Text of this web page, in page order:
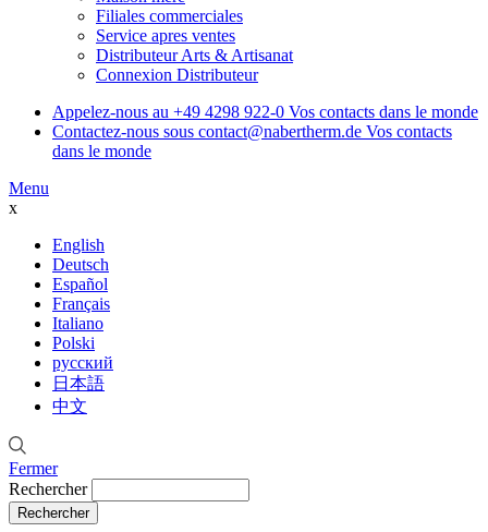
Filiales commerciales
Service apres ventes
Distributeur Arts & Artisanat
Connexion Distributeur
Appelez-nous au +49 4298 922-0 Vos contacts dans le monde
Contactez-nous sous contact@nabertherm.de Vos contacts
dans le monde
Menu
x
English
Deutsch
Español
Français
Italiano
Polski
русский
日本語
中文
Fermer
Rechercher